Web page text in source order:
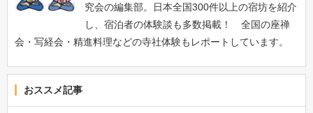
究会の編集部。日本全国300件以上の宿坊を紹介
し、宿泊者の体験談も多数掲載！ 全国の座禅
会・写経会・精進料理などの寺社体験もレポートしています。
おススメ記事